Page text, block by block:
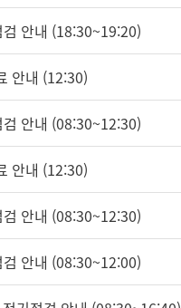
안내 (18:30~19:20)
안내 (12:30)
안내 (08:30~12:30)
안내 (12:30)
안내 (08:30~12:30)
안내 (08:30~12:00)